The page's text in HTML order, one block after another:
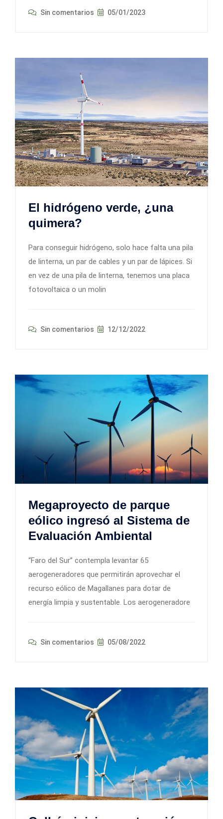
Sin comentarios 05/01/2023
El hidrógeno verde, ¿una
quimera?
Para conseguir hidrógeno, solo hace falta una pila
de linterna, un par de cables y un par de lápices. Si
en vez de una pila de linterna, tenemos una placa
fotovoltaica o un molin
Sin comentarios 12/12/2022
Megaproyecto de parque
eólico ingresó al Sistema de
Evaluación Ambiental
“Faro del Sur” contempla levantar 65
aerogeneradores que permitirán aprovechar el
recurso eólico de Magallanes para dotar de
energía limpia y sustentable. Los aerogeneradore
Sin comentarios 05/08/2022